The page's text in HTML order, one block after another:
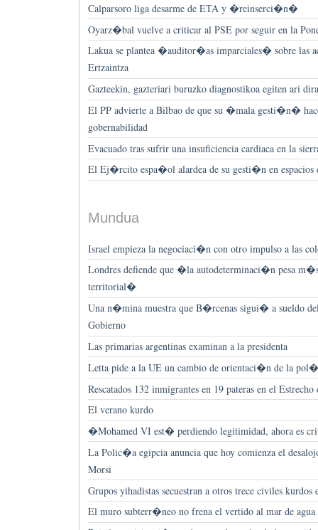
Calparsoro liga desarme de ETA y �reinserci�n�
Oyarz�bal vuelve a criticar al PSE por seguir en la
Lakua se plantea �auditor�as imparciales� sobre las
Ertzaintza
Gazteekin, gazteriari buruzko diagnostikoa egiten ari
El PP advierte a Bilbao de que su �mala gesti�n�
gobernabilidad
Evacuado tras sufrir una insuficiencia cardiaca en la
El Ej�rcito espa�ol alardea de su gesti�n en espacios
Mundua
Israel empieza la negociaci�n con otro impulso a las
Londres defiende que �la autodeterminaci�n pesa
territorial�
Una n�mina muestra que B�rcenas sigui� a sueldo
Gobierno
Las primarias argentinas examinan a la presidenta
Letta pide a la UE un cambio de orientaci�n de la
Rescatados 132 inmigrantes en 19 pateras en el
El verano kurdo
�Mohamed VI est� perdiendo legitimidad, ahora es
La Polic�a egipcia anuncia que hoy comienza el
Morsi
Grupos yihadistas secuestran a otros trece civiles
El muro subterr�neo no frena el vertido al mar de agua